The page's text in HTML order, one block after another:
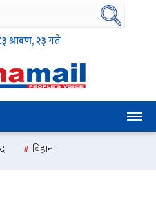
श्रावण, २३गते
बिहान